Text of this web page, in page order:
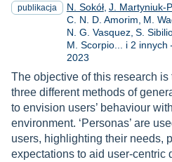
publikacja N. Sokół J. Martyniuk-
C. N. D. Amorim M.
N. G. Vasquez S.
M. Scorpio... i 2 innych
Rok
2023
The objective of this research
three different methods of
to envision users’ behaviour
environment. ‘Personas’ are
users, highlighting their needs,
expectations to aid user-centric